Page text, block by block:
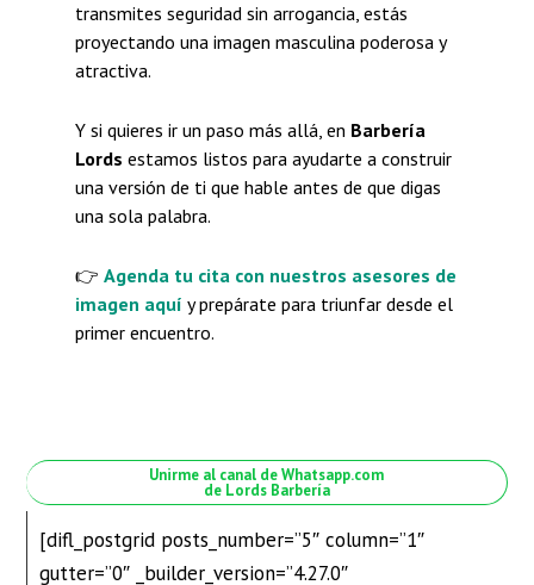
transmites seguridad sin arrogancia, estás
proyectando una imagen masculina poderosa y
atractiva.
Y si quieres ir un paso más allá, en Barbería
Lords estamos listos para ayudarte a construir
una versión de ti que hable antes de que digas
una sola palabra.
👉 Agenda tu cita con nuestros asesores de
imagen aquí y prepárate para triunfar desde el
primer encuentro.
Unirme al canal de Whatsapp.com
de Lords Barbería
[difl_postgrid posts_number=”5″ column=”1″
gutter=”0″ _builder_version=”4.27.0″